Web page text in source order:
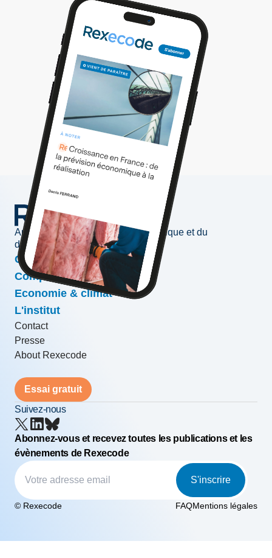
Au service de l'information économique et du
développement des entreprises
Conjoncture & prévisions
Compétitivité & croissance
Economie & climat
L'institut
Contact
Presse
About Rexecode
Essai gratuit
Suivez-nous
Abonnez-vous et recevez toutes les publications et les
évènements de Rexecode
S'inscrire
© Rexecode FAQMentions légales